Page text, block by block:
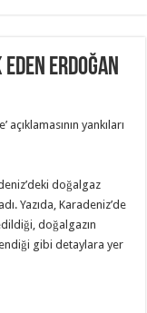
Eden Erdoğan
yankıları
doğalgaz
Yazıda, Karadeniz’de
doğalgazın
gibi detaylara yer